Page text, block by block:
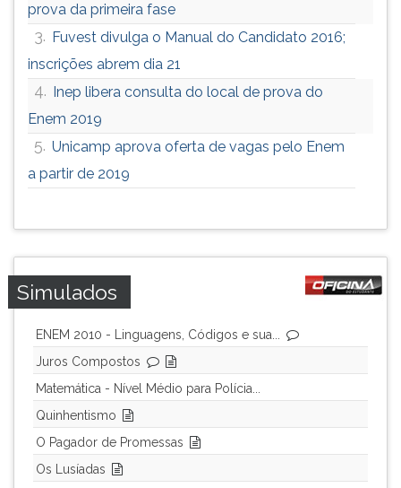
prova da primeira fase
3. Fuvest divulga o Manual do Candidato 2016;
inscrições abrem dia 21
4. Inep libera consulta do local de prova do
Enem 2019
5. Unicamp aprova oferta de vagas pelo Enem
a partir de 2019
Simulados
ENEM 2010 - Linguagens, Códigos e sua...
Juros Compostos
Matemática - Nível Médio para Polícia...
Quinhentismo
O Pagador de Promessas
Os Lusíadas